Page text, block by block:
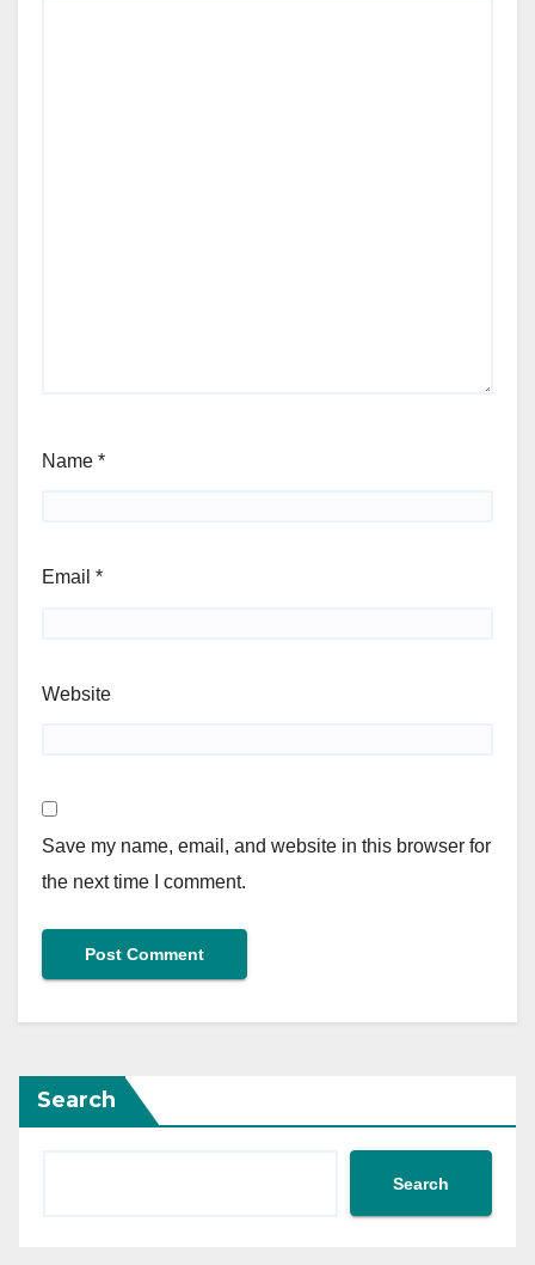
Name *
Email *
Website
Save my name, email, and website in this browser for
the next time I comment.
Search
Search